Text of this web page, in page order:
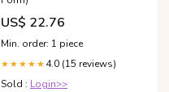
US$ 22.76
Min. order: 1 piece
★★★★★ 4.0 (15 reviews)
Sold : Login>>